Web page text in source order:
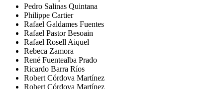
Pedro Salinas Quintana
Philippe Cartier
Rafael Galdames Fuentes
Rafael Pastor Besoain
Rafael Rosell Aiquel
Rebeca Zamora
René Fuentealba Prado
Ricardo Barra Ríos
Robert Córdova Martínez
Robert Córdova Martínez